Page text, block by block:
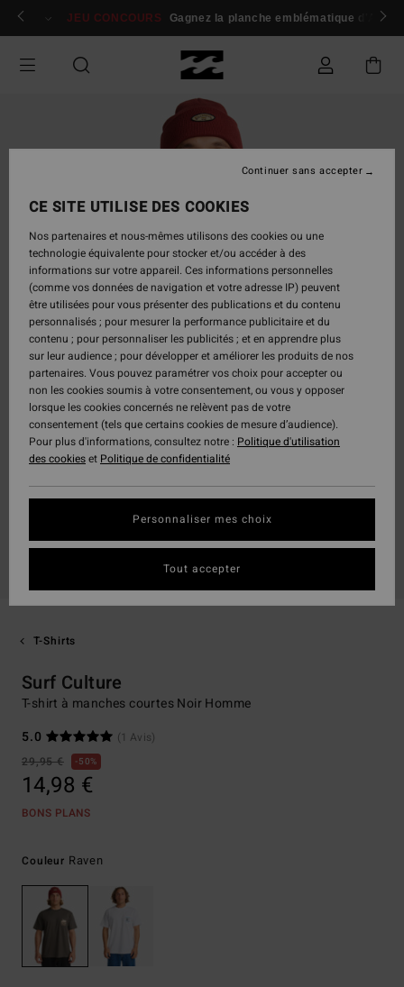
Passer
Se connecter / s'inscrire
JEU CONCOURS Gagnez la planche emblématique d'Andy
T-Shirts
Surf Culture
T-shirt à manches courtes Noir Homme
5.0
(1 Avis)
29,95 €
50%
14,98 €
BONS PLANS
Couleur Raven
CE SITE UTILISE DES COOKIES
Nos partenaires et nous-mêmes utilisons des cookies ou une
technologie équivalente pour stocker et/ou accéder à des
informations sur votre appareil. Ces informations personnelles
(comme vos données de navigation et votre adresse IP) peuvent
être utilisées pour vous présenter des publications et du contenu
personnalisés ; pour mesurer la performance publicitaire et du
contenu ; pour personnaliser les publicités ; et en apprendre plus
sur leur audience ; pour développer et améliorer les produits de nos
partenaires. Vous pouvez paramétrer vos choix pour accepter ou
non les cookies soumis à votre consentement, ou vous y opposer
lorsque les cookies concernés ne relèvent pas de votre
consentement (tels que certains cookies de mesure d’audience).
Pour plus d'informations, consultez notre : Politique d'utilisation
des cookieset Politique de confidentialité
Personnaliser mes choix
Continuer sans accepter
Tout accepter